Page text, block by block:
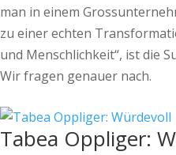
man in einem
zu einer echten
und Menschlichkeit“, ist die
Wir fragen genauer nach.
Tabea Oppliger: